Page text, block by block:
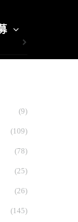
(9)
(109)
(78)
(25)
(26)
(145)